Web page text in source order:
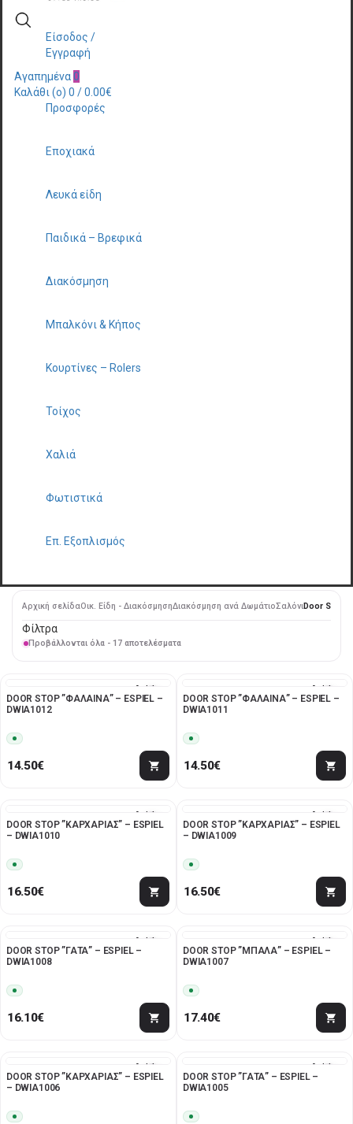
Είσοδος /
Εγγραφή
Αγαπημένα0
Καλάθι (o) 0 /0.00€
Προσφορές
Εποχιακά
Λευκά είδη
Παιδικά – Βρεφικά
Διακόσμηση
Μπαλκόνι & Κήπος
Κουρτίνες – Rolers
Τοίχος
Χαλιά
Φωτιστικά
Επ. Εξοπλισμός
Αρχική σελίδαΟικ. Είδη - ΔιακόσμησηΔιακόσμηση ανά ΔωμάτιοΣαλόνιDoor Stop
Προβάλλονται όλα - 17 αποτελέσματα
Φίλτρα
Add to
wishlist
DOOR STOP ”ΦΑΛΑΙΝΑ” – ESPIEL –
DWIA1012
14.50€
Add to
wishlist
DOOR STOP ”ΦΑΛΑΙΝΑ” – ESPIEL –
DWIA1011
14.50€
Add to
wishlist
DOOR STOP ”ΚΑΡΧΑΡΙΑΣ” – ESPIEL
– DWIA1010
16.50€
Add to
wishlist
DOOR STOP ”ΚΑΡΧΑΡΙΑΣ” – ESPIEL
– DWIA1009
16.50€
Add to
wishlist
DOOR STOP ”ΓΑΤΑ” – ESPIEL –
DWIA1008
16.10€
Add to
wishlist
DOOR STOP ”ΜΠΑΛΑ” – ESPIEL –
DWIA1007
17.40€
Add to
wishlist
DOOR STOP ”ΚΑΡΧΑΡΙΑΣ” – ESPIEL
– DWIA1006
Add to
wishlist
DOOR STOP ”ΓΑΤΑ” – ESPIEL –
DWIA1005